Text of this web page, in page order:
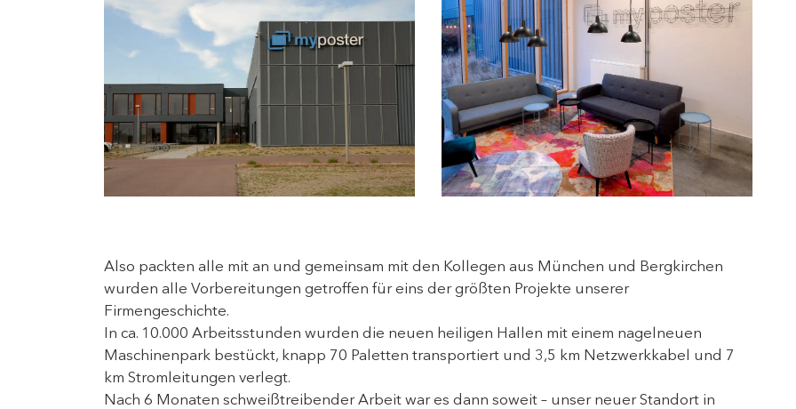
Also packten alle mit an und gemeinsam mit den Kollegen aus München und Bergkirchen
wurden alle Vorbereitungen getroffen für eins der größten Projekte unserer
Firmengeschichte.
In ca. 10.000 Arbeitsstunden wurden die neuen heiligen Hallen mit einem nagelneuen
Maschinenpark bestückt, knapp 70 Paletten transportiert und 3,5 km Netzwerkkabel und 7
km Stromleitungen verlegt.
Nach 6 Monaten schweißtreibender Arbeit war es dann soweit – unser neuer Standort in